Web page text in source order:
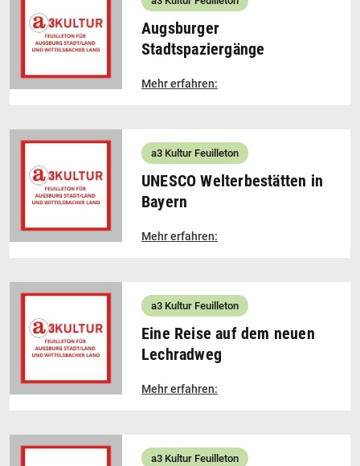
Augsburger
Stadtspaziergänge
Mehr erfahren:
a3 Kultur Feuilleton
UNESCO Welterbestätten in
Bayern
Mehr erfahren:
a3 Kultur Feuilleton
Eine Reise auf dem neuen
Lechradweg
Mehr erfahren:
a3 Kultur Feuilleton